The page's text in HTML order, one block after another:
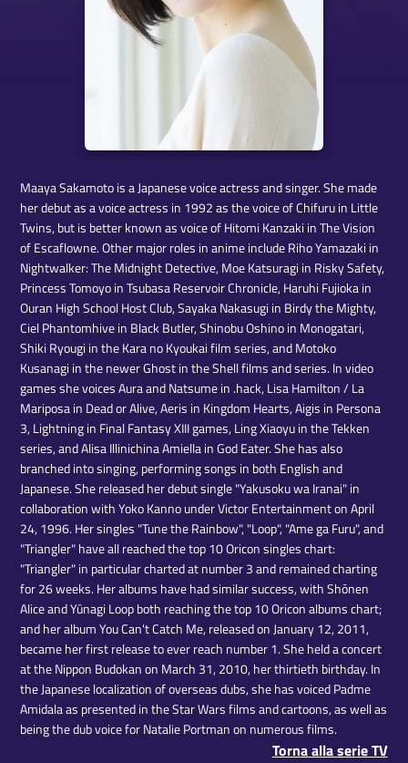
Maaya Sakamoto is a Japanese voice actress and singer. She made
her debut as a voice actress in 1992 as the voice of Chifuru in Little
Twins, but is better known as voice of Hitomi Kanzaki in The Vision
of Escaflowne. Other major roles in anime include Riho Yamazaki in
Nightwalker: The Midnight Detective, Moe Katsuragi in Risky Safety,
Princess Tomoyo in Tsubasa Reservoir Chronicle, Haruhi Fujioka in
Ouran High School Host Club, Sayaka Nakasugi in Birdy the Mighty,
Ciel Phantomhive in Black Butler, Shinobu Oshino in Monogatari,
Shiki Ryougi in the Kara no Kyoukai film series, and Motoko
Kusanagi in the newer Ghost in the Shell films and series. In video
games she voices Aura and Natsume in .hack, Lisa Hamilton / La
Mariposa in Dead or Alive, Aeris in Kingdom Hearts, Aigis in Persona
3, Lightning in Final Fantasy XIII games, Ling Xiaoyu in the Tekken
series, and Alisa Illinichina Amiella in God Eater. She has also
branched into singing, performing songs in both English and
Japanese. She released her debut single "Yakusoku wa Iranai" in
collaboration with Yoko Kanno under Victor Entertainment on April
24, 1996. Her singles "Tune the Rainbow", "Loop", "Ame ga Furu", and
"Triangler" have all reached the top 10 Oricon singles chart:
"Triangler" in particular charted at number 3 and remained charting
for 26 weeks. Her albums have had similar success, with Shōnen
Alice and Yūnagi Loop both reaching the top 10 Oricon albums chart;
and her album You Can't Catch Me, released on January 12, 2011,
became her first release to ever reach number 1. She held a concert
at the Nippon Budokan on March 31, 2010, her thirtieth birthday. In
the Japanese localization of overseas dubs, she has voiced Padme
Amidala as presented in the Star Wars films and cartoons, as well as
being the dub voice for Natalie Portman on numerous films.
Torna alla serie TV